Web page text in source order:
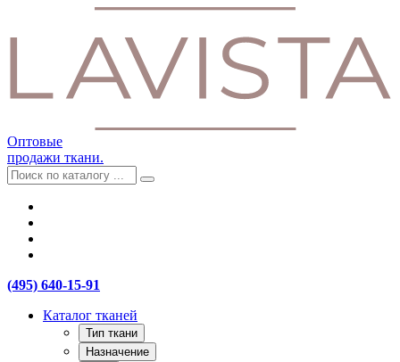
Оптовые
продажи ткани.
(495) 640-15-91
Каталог тканей
Тип ткани
Назначение